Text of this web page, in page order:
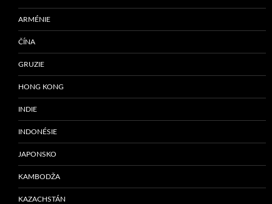
ARMÉNIE
ČÍNA
GRUZIE
HONG KONG
INDIE
INDONÉSIE
JAPONSKO
KAMBODŽA
KAZACHSTÁN